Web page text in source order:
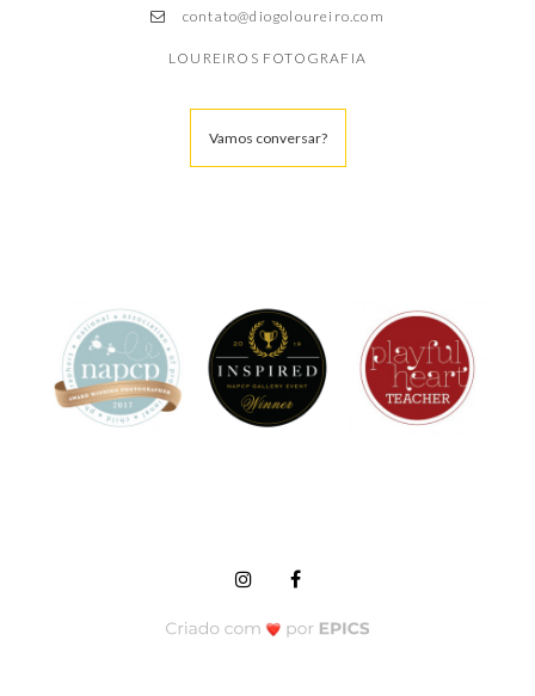
contato@diogoloureiro.com
LOUREIROS FOTOGRAFIA
Vamos conversar?